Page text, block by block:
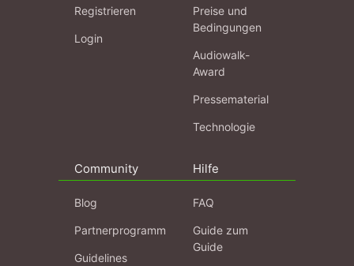
Registrieren
Login
Preise und
Bedingungen
Audiowalk-
Award
Pressematerial
Technologie
Community
Blog
Partnerprogramm
Guidelines
Hilfe
FAQ
Guide zum
Guide